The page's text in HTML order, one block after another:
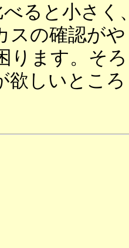
ると小さく
スの確認がや
ります。そろ
欲しいところ